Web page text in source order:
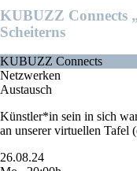
KUBUZZ Connects
Scheiterns
KUBUZZ Connects
Netzwerken
Austausch
Künstler*in sein in sich
an unserer virtuellen
26.08.24